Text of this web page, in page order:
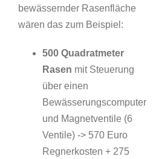
bewässernder Rasenfläche
wären das zum Beispiel:
500 Quadratmeter
Rasen mit Steuerung
über einen
Bewässerungscomputer
und Magnetventile (6
Ventile) -> 570 Euro
Regnerkosten + 275